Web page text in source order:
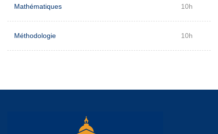
Mathématiques 10h
Méthodologie 10h